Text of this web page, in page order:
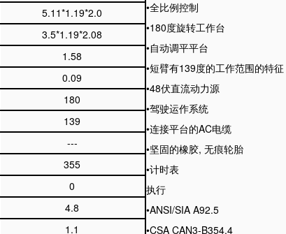
•全比例控制
•180度旋转工作台
•自动调平平台
•短臂有139度的工作范围的特征
•48伏直流动力源
•驾驶运作系统
•连接平台的AC电缆
•坚固的橡胶,无痕轮胎
•计时表
执行
•ANSI/SIA A92.5
•CSA CAN3-B354.4
5.11*1.19*2.0
3.5*1.19*2.08
1.58
0.09
180
139
---
355
0
4.8
1.1